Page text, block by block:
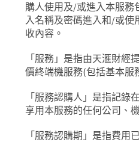
購人使用及/或進入本服務
入名稱及密碼進入和/或使
收內容。
「服務」是指由天滙財經
價終端機服務(包括基本服
「服務認購人」是指記錄
享用本服務的任何公司、
「服務認購期」是指費用